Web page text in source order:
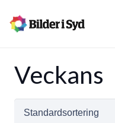
Veckans